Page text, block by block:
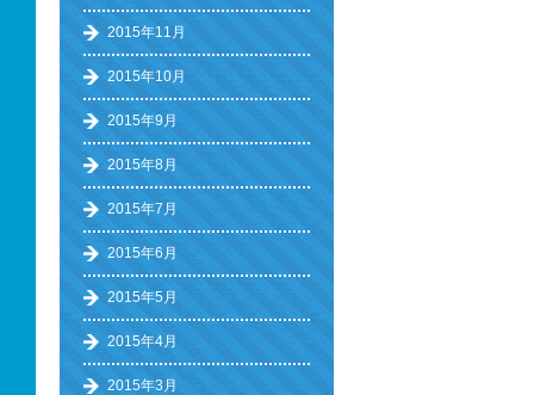
2015年11月
2015年10月
2015年9月
2015年8月
2015年7月
2015年6月
2015年5月
2015年4月
2015年3月